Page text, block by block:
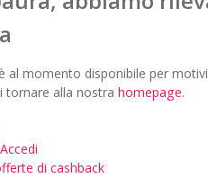
al momento disponibile per
alla nostra homepage.
di cashback